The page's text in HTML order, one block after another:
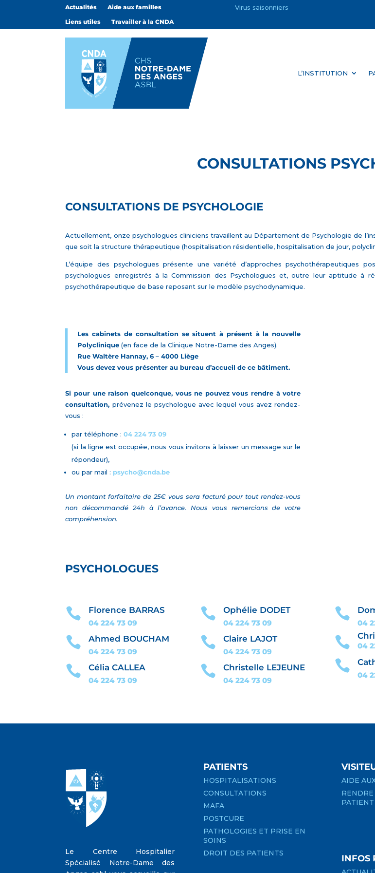
Actualités
Aide aux familles
Liens utiles
Travailler à la CNDA
Virus saisonniers
L’INSTITUTION
CONSULTATIONS
CONSULTATIONS DE PSYCHOLOGIE
Actuellement, onze psychologues cliniciens travaillent au Département de Psychologie de
que soit la structure thérapeutique (hospitalisation résidentielle, hospitalisation de jour,
L’équipe des psychologues présente une variété d’approches psychothérapeutiques
psychologues enregistrés à la Commission des Psychologues et, outre leur aptitude à
psychothérapeutique de base reposant sur le modèle psychodynamique.
Les cabinets de consultation se situent à présent à la nouvelle
Polyclinique (en face de la Clinique Notre-Dame des Anges).
Rue Waltère Hannay, 6 – 4000 Liège
Vous devez vous présenter au bureau d’accueil de ce bâtiment.
Si pour une raison quelconque, vous ne pouvez vous rendre à votre
consultation, prévenez le psychologue avec lequel vous avez rendez-
vous :
par téléphone :04 224 73 09
(si la ligne est occupée, nous vous invitons à laisser un message sur le
répondeur),
ou par mail : psycho@cnda.be
Un montant forfaitaire de 25€ vous sera facturé pour tout rendez-vous
non décommandé 24h à l’avance. Nous vous remercions de votre
compréhension.
PSYCHOLOGUES
 Florence BARRAS
04 224 73 09
 Ahmed BOUCHAM
04 224 73 09
 Célia CALLEA
04 224 73 09
 Ophélie DODET
04 224 73 09
 Claire LAJOT
04 224 73 09
 Christelle LEJEUNE
04 224 73 09

04
 04

04
Le Centre Hospitalier
Spécialisé Notre-Dame des
PATIENTS
HOSPITALISATIONS
CONSULTATIONS
MAFA
POSTCURE
PATHOLOGIES ET PRISE EN
SOINS
DROIT DES PATIENTS
AIDE
PATIENT
INFOS